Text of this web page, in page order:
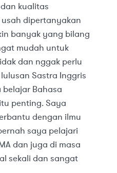
kualitas
dipertanyakan
banyak yang bilang
mudah untuk
dan nggak perlu
Sastra Inggris
Bahasa
penting. Saya
dengan ilmu
saya pelajari
dan juga di masa
sekali dan sangat